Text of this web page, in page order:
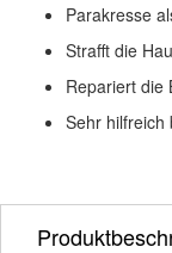
Parakresse
Strafft die
Repariert die
Sehr hilfreich